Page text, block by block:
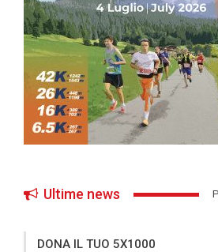
Ultime news
DONA IL TUO 5X1000